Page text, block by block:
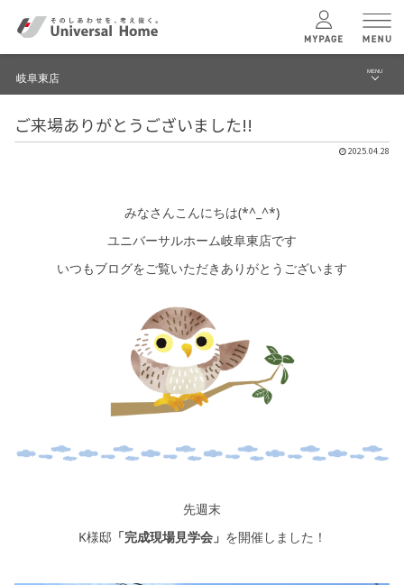
ユニバーサル ホームの特長
テクノロジー
検索・見学予約
シミュレーション
キャンペーン・コラボ情報
岐阜東店 MENU
ブログ
モデルハウス見学予約
ご来場ありがとうございました!!
2025.04.28
みなさんこんにちは(*^_^*)
ユニバーサルホーム岐阜東店です
いつもブログをご覧いただきありがとうございます
先週末
K様邸 「完成現場見学会」 を開催しました！